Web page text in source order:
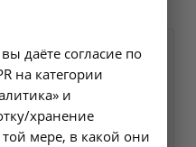
3500 ₽
даёте согласие по
на категории
и
хранение
мере, в какой они